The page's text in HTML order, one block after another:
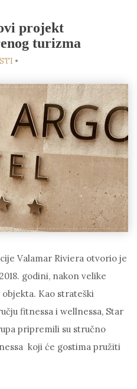
projekt
turizma
•
Valamar Riviera otvorio je
godini, nakon velike
Kao strateški
fitnessa i wellnessa, Star
pripremili su stručno
koji će gostima pružiti